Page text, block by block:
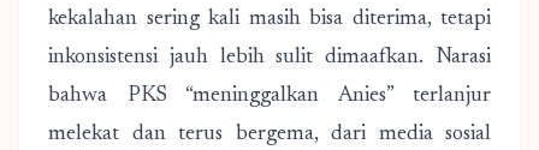
kekalahan sering kali masih bisa diterima, tetapi
inkonsistensi jauh lebih sulit dimaafkan. Narasi
bahwa PKS “meninggalkan Anies” terlanjur
melekat dan terus bergema, dari media sosial